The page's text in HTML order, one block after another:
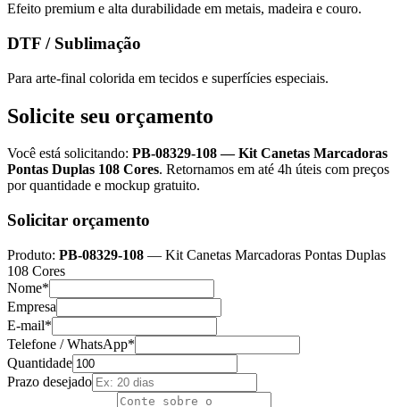
Efeito premium e alta durabilidade em metais, madeira e couro.
DTF / Sublimação
Para arte-final colorida em tecidos e superfícies especiais.
Solicite seu orçamento
Você está solicitando: PB-08329-108—Kit Canetas Marcadoras
Pontas Duplas 108 Cores. Retornamos em até 4h úteis com preços
por quantidade e mockup gratuito.
Solicitar orçamento
Produto: PB-08329-108 — Kit Canetas Marcadoras Pontas Duplas
108 Cores
Nome*
Empresa
E-mail*
Telefone / WhatsApp*
Quantidade
Prazo desejado